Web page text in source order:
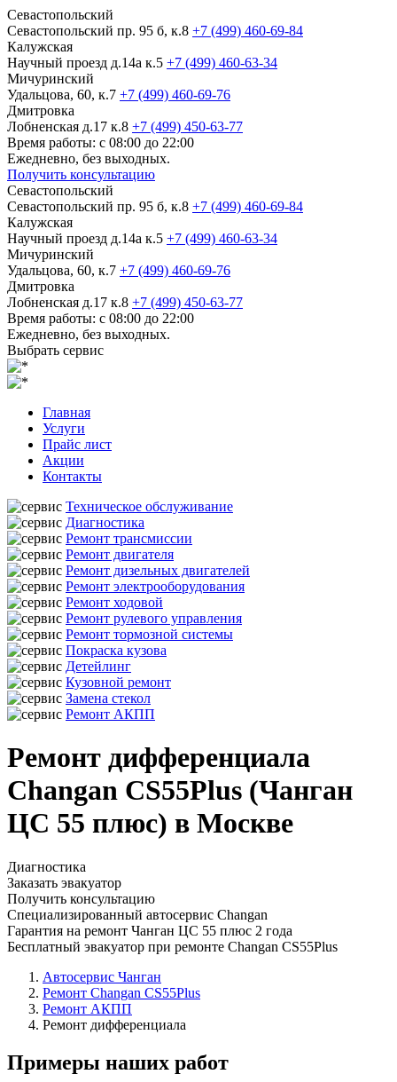
Севастопольский
Севастопольский пр. 95 б, к.8 +7 (499) 460-69-84
Калужская
Научный проезд д.14а к.5 +7 (499) 460-63-34
Мичуринский
Удальцова, 60, к.7 +7 (499) 460-69-76
Дмитровка
Лобненская д.17 к.8 +7 (499) 450-63-77
Время работы: с 08:00 до 22:00
Ежедневно, без выходных.
Получить консультацию
Севастопольский
Севастопольский пр. 95 б, к.8 +7 (499) 460-69-84
Калужская
Научный проезд д.14а к.5 +7 (499) 460-63-34
Мичуринский
Удальцова, 60, к.7 +7 (499) 460-69-76
Дмитровка
Лобненская д.17 к.8 +7 (499) 450-63-77
Время работы: с 08:00 до 22:00
Ежедневно, без выходных.
Выбрать сервис
Главная
Услуги
Прайс лист
Акции
Контакты
Техническое обслуживание
Диагностика
Ремонт трансмиссии
Ремонт двигателя
Ремонт дизельных двигателей
Ремонт электрооборудования
Ремонт ходовой
Ремонт рулевого управления
Ремонт тормозной системы
Покраска кузова
Детейлинг
Кузовной ремонт
Замена стекол
Ремонт АКПП
Ремонт дифференциала
Changan CS55Plus (Чанган
ЦС 55 плюс) в Москве
Диагностика
Заказать эвакуатор
Получить консультацию
Специализированный автосервис Changan
Гарантия на ремонт Чанган ЦС 55 плюс 2 года
Бесплатный эвакуатор при ремонте Changan CS55Plus
Автосервис Чанган
Ремонт Changan CS55Plus
Ремонт АКПП
Ремонт дифференциала
Примеры наших работ